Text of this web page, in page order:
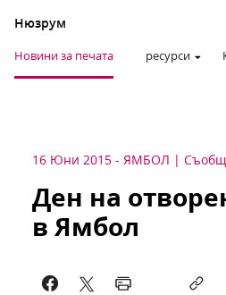
Нюзрум
Новини за печата ресурси
16 Юни 2015 - ЯМБОЛ
Ден на
в Ямбол